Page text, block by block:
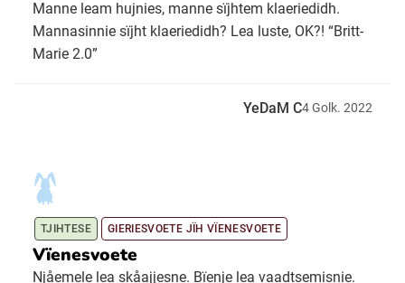
Manne leam hujnies, manne sïjhtem klaeriedidh.
Mannasinnie sïjht klaeriedidh? Lea luste, OK?! “Britt-
Marie 2.0”
YeDaM C4Golk. 2022
TJIHTESE GIERIESVOETE JÏH VÏENESVOETE
Vïenesvoete
Njåemele lea skåajjesne. Bïenje lea vaadtsemisnie.